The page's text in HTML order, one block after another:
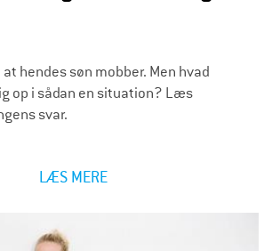
hendes søn mobber. Men hvad
op i sådan en situation? Læs
svar.
LÆS MERE